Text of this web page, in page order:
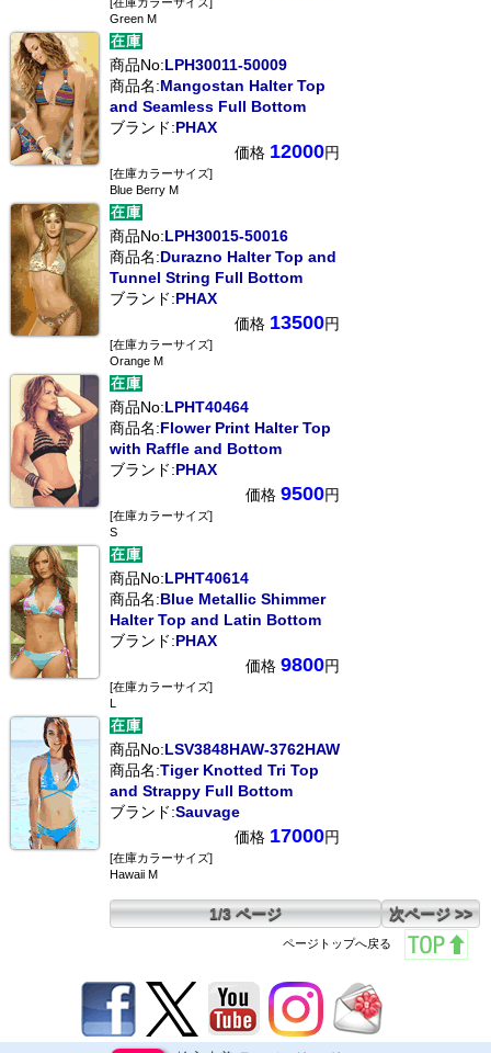
Green M
商品No:LPH30011-50009
商品名:Mangostan Halter Top
and Seamless Full Bottom
ブランド:PHAX
価格 12000円
[在庫カラーサイズ]
Blue Berry M
商品No:LPH30015-50016
商品名:Durazno Halter Top and
Tunnel String Full Bottom
ブランド:PHAX
価格 13500円
[在庫カラーサイズ]
Orange M
商品No:LPHT40464
商品名:Flower Print Halter Top
with Raffle and Bottom
ブランド:PHAX
価格 9500円
[在庫カラーサイズ]
S
商品No:LPHT40614
商品名:Blue Metallic Shimmer
Halter Top and Latin Bottom
ブランド:PHAX
価格 9800円
[在庫カラーサイズ]
L
商品No:LSV3848HAW-3762HAW
商品名:Tiger Knotted Tri Top
and Strappy Full Bottom
ブランド:Sauvage
価格 17000円
[在庫カラーサイズ]
Hawaii M
1/3 ページ 次ページ >>
ページトップへ戻る